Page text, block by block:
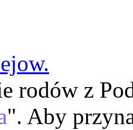
rodów z
". Aby